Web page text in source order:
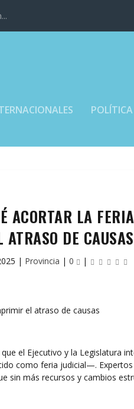
POLÍTICA
ACORTAR LA
DE CAUSAS
| Provincia | 0 |
el Ejecutivo y la Legislatura
como feria judicial—.
sin más recursos y cambios